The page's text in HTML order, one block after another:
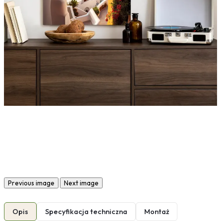
Previous image Next image
Opis Specyfikacja techniczna Montaż